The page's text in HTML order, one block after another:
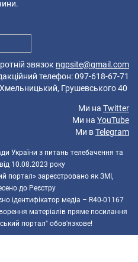
звязок ngpsite@gmail.com
телефон: 097-618-67-71
Грушевського 40
Ми на Twitter
Ми на YouTube
Ми вTelegram
України з питань телебачення та
10.08.2023 року
портал» зареєстровано як ЗМІ,
до Реєстру
ідентифікатор медіа – R40-01167
матеріалів пряме посилання
портал" обов'язкове!